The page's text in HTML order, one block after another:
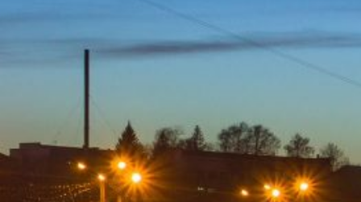
Чебоксарский залив
Как купить или заказать фотографию?